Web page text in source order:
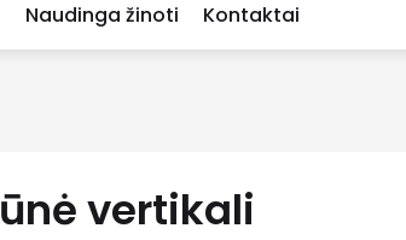
Naudinga žinoti Kontaktai
vertikali